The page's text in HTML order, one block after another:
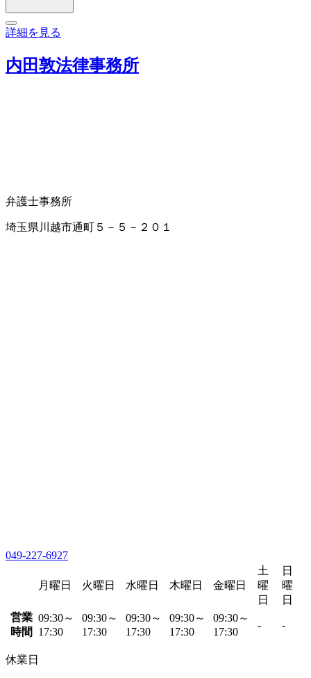
詳細を見る
内田敦法律事務所
弁護士事務所
埼玉県川越市通町５－５－２０１
049-227-6927
月曜日 火曜日 水曜日 木曜日 金曜日
土
曜
日
日
曜
日
営業
時間
09:30～
17:30
09:30～
17:30
09:30～
17:30
09:30～
17:30
09:30～
17:30
- -
休業日